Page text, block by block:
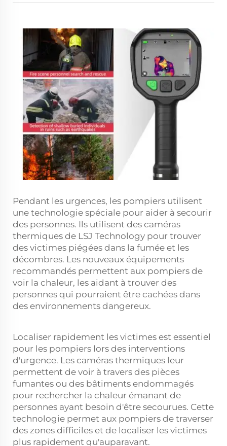
Pendant les urgences, les pompiers utilisent
une technologie spéciale pour aider à secourir
des personnes. Ils utilisent des caméras
thermiques de LSJ Technology pour trouver
des victimes piégées dans la fumée et les
décombres. Les nouveaux équipements
recommandés permettent aux pompiers de
voir la chaleur, les aidant à trouver des
personnes qui pourraient être cachées dans
des environnements dangereux.
Localiser rapidement les victimes est essentiel
pour les pompiers lors des interventions
d'urgence. Les caméras thermiques leur
permettent de voir à travers des pièces
fumantes ou des bâtiments endommagés
pour rechercher la chaleur émanant de
personnes ayant besoin d'être secourues. Cette
technologie permet aux pompiers de traverser
des zones difficiles et de localiser les victimes
plus rapidement qu'auparavant.